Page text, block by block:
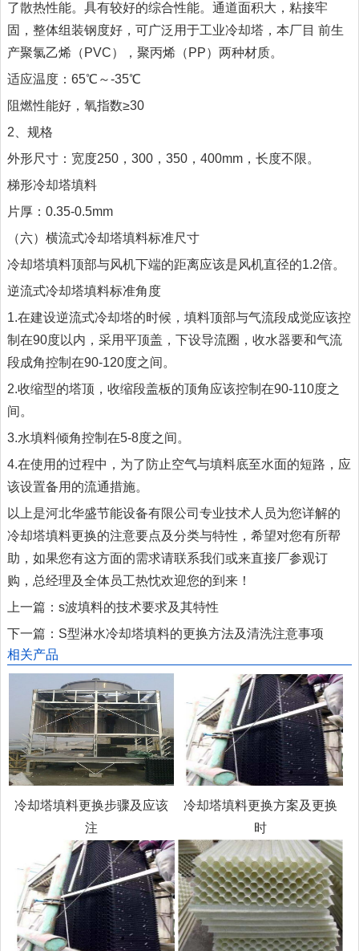
了散热性能。具有较好的综合性能。通道面积大，粘接牢
固，整体组装钢度好，可广泛用于工业冷却塔，本厂目 前生
产聚氯乙烯（PVC），聚丙烯（PP）两种材质。
适应温度：65℃～-35℃
阻燃性能好，氧指数≥30
2、规格
外形尺寸：宽度250，300，350，400mm，长度不限。
梯形冷却塔填料
片厚：0.35-0.5mm
（六）横流式冷却塔填料标准尺寸
冷却塔填料顶部与风机下端的距离应该是风机直径的1.2倍。
逆流式冷却塔填料标准角度
1.在建设逆流式冷却塔的时候，填料顶部与气流段成觉应该控
制在90度以内，采用平顶盖，下设导流圈，收水器要和气流
段成角控制在90-120度之间。
2.收缩型的塔顶，收缩段盖板的顶角应该控制在90-110度之
间。
3.水填料倾角控制在5-8度之间。
4.在使用的过程中，为了防止空气与填料底至水面的短路，应
该设置备用的流通措施。
以上是河北华盛节能设备有限公司专业技术人员为您详解的
冷却塔填料更换的注意要点及分类与特性，希望对您有所帮
助，如果您有这方面的需求请联系我们或来直接厂参观订
购，总经理及全体员工热忱欢迎您的到来！
上一篇： s波填料的技术要求及其特性
下一篇： S型淋水冷却塔填料的更换方法及清洗注意事项
相关产品
冷却塔填料更换步骤及应该
注
冷却塔填料更换方案及更换
时